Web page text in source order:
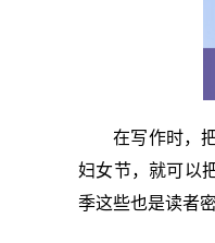
在写作时，
妇女节，就可以
季这些也是读者